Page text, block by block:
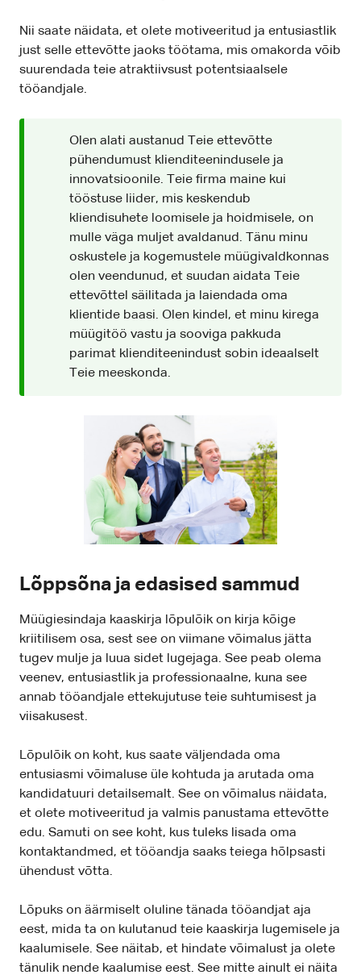
Nii saate näidata, et olete motiveeritud ja entusiastlik
just selle ettevõtte jaoks töötama, mis omakorda võib
suurendada teie atraktiivsust potentsiaalsele
tööandjale.
Olen alati austanud Teie ettevõtte
pühendumust klienditeenindusele ja
innovatsioonile. Teie firma maine kui
tööstuse liider, mis keskendub
kliendisuhete loomisele ja hoidmisele, on
mulle väga muljet avaldanud. Tänu minu
oskustele ja kogemustele müügivaldkonnas
olen veendunud, et suudan aidata Teie
ettevõttel säilitada ja laiendada oma
klientide baasi. Olen kindel, et minu kirega
müügitöö vastu ja sooviga pakkuda
parimat klienditeenindust sobin ideaalselt
Teie meeskonda.
Lõppsõna ja edasised sammud
Müügiesindaja kaaskirja lõpulõik on kirja kõige
kriitilisem osa, sest see on viimane võimalus jätta
tugev mulje ja luua sidet lugejaga. See peab olema
veenev, entusiastlik ja professionaalne, kuna see
annab tööandjale ettekujutuse teie suhtumisest ja
viisakusest.
Lõpulõik on koht, kus saate väljendada oma
entusiasmi võimaluse üle kohtuda ja arutada oma
kandidatuuri detailsemalt. See on võimalus näidata,
et olete motiveeritud ja valmis panustama ettevõtte
edu. Samuti on see koht, kus tuleks lisada oma
kontaktandmed, et tööandja saaks teiega hõlpsasti
ühendust võtta.
Lõpuks on äärmiselt oluline tänada tööandjat aja
eest, mida ta on kulutanud teie kaaskirja lugemisele ja
kaalumisele. See näitab, et hindate võimalust ja olete
tänulik nende kaalumise eest. See mitte ainult ei näita